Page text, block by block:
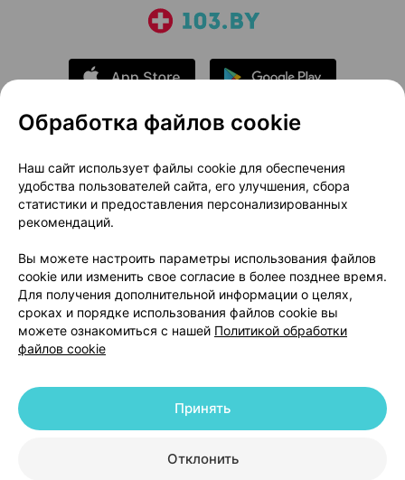
О проекте
Новости проекта
Размещение рекламы
Медицинский маркетинг
Публичный договор
Доставка
Способы оплаты
Вакансии
Партнеры
Написать руководителю 103.by
Написать в поддержку
Персональные настройки Cookie
© 2026 ООО «Артокс Лаб», УНП 191700409 | 220012, Республика Беларусь,
+375 291212755
Обработка файлов cookie
Наш сайт использует файлы cookie для обеспечения
удобства пользователей сайта, его улучшения, сбора
статистики и предоставления персонализированных
рекомендаций.
Вы можете настроить параметры использования файлов
cookie или изменить свое согласие в более позднее время.
Для получения дополнительной информации о целях,
сроках и порядке использования файлов cookie вы
можете ознакомиться с нашей Политикой обработки
файлов cookie
Отклонить
Принять